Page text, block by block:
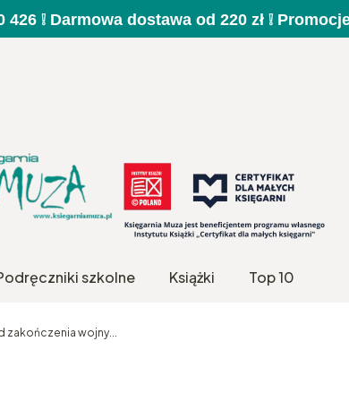
❕ Darmowa dostawa od 220 zł ❕
szkolne Książki Top 10
zakończenia wojny...